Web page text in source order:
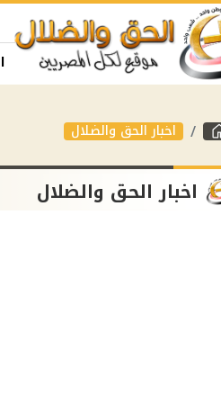
اخبار الحق والضلال
اخبار الحق والضلال